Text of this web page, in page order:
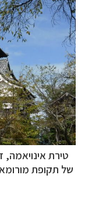
טירת אינויאמה,
של תקופת